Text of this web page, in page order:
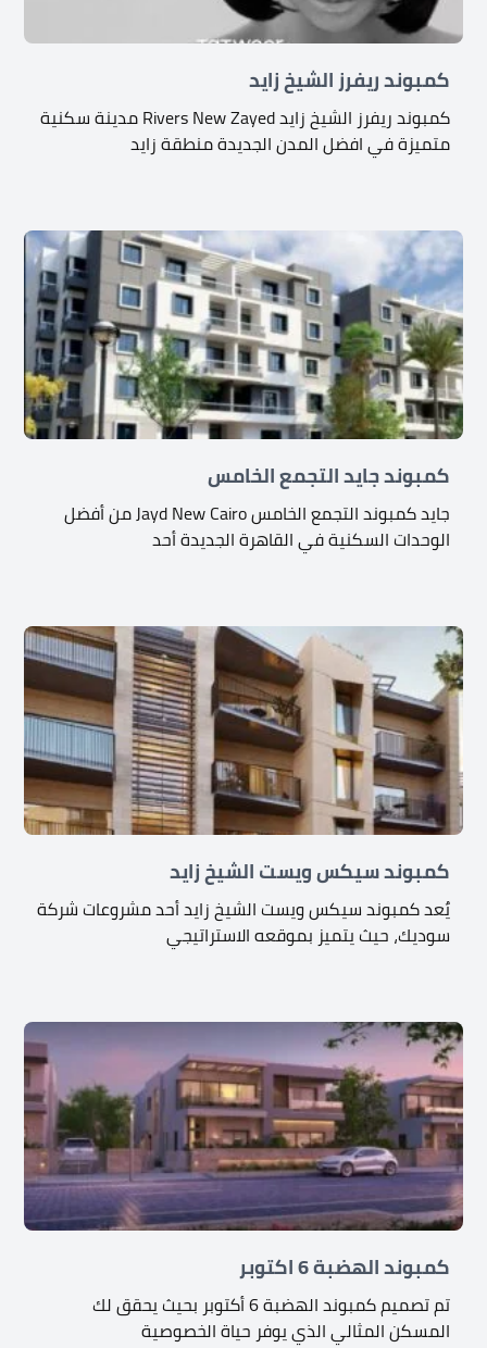
كمبوند ريفرز الشيخ زايد
كمبوند ريفرز الشيخ زايد Rivers New Zayed مدينة سكنية
متميزة في افضل المدن الجديدة منطقة زايد
كمبوند جايد التجمع الخامس
جايد كمبوند التجمع الخامس Jayd New Cairo من أفضل
الوحدات السكنية في القاهرة الجديدة أحد
كمبوند سيكس ويست الشيخ زايد
يٌعد كمبوند سيكس ويست الشيخ زايد أحد مشروعات شركة
سوديك، حيث يتميز بموقعه الاستراتيجي
كمبوند الهضبة 6 اكتوبر
تم تصميم كمبوند الهضبة 6 أكتوبر بحيث يحقق لك
المسكن المثالي الذي يوفر حياة الخصوصية